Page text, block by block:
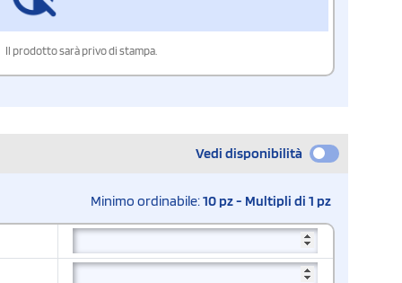
Il prodotto sarà privo di stampa.
Vedi disponibilità
Minimo ordinabile:10 pz - Multipli di 1 pz